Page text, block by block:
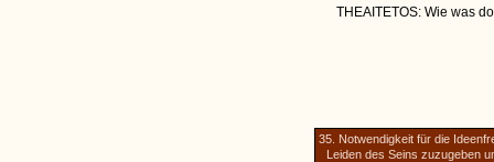
THEAITETOS: Wie was
35. Notwendigkeit für die
Leiden des Seins zuzugeben